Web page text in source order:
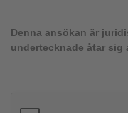
Denna ansökan är
undertecknade åtar sig